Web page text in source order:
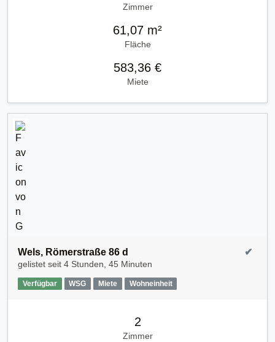
Zimmer
61,07 m²
Fläche
583,36 €
Miete
Wels, Römerstraße 86 d
gelistet seit 4 Stunden, 45 Minuten
Verfügbar WSG Miete Wohneinheit
✔
2
Zimmer